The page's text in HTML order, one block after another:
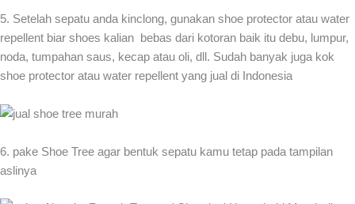
5. Setelah sepatu anda kinclong, gunakan shoe protector atau water
repellent biar shoes kalian bebas dari kotoran baik itu debu, lumpur,
noda, tumpahan saus, kecap atau oli, dll. Sudah banyak juga kok
shoe protector atau water repellent yang jual di Indonesia
6. pake Shoe Tree agar bentuk sepatu kamu tetap pada tampilan
aslinya